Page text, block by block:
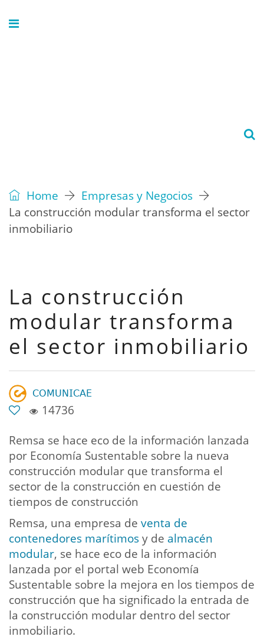
Home
Empresas y Negocios
La construcción modular transforma el sector
inmobiliario
La construcción
modular transforma
el sector inmobiliario
𝖢𝖮𝖬𝖴𝖭𝖨𝖢𝖠𝖤
14736
Remsa se hace eco de la información lanzada
por Economía Sustentable sobre la nueva
construcción modular que transforma el
sector de la construcción en cuestión de
tiempos de construcción
Remsa, una empresa de venta de
contenedores marítimosy de almacén
modular, se hace eco de la información
lanzada por el portal web Economía
Sustentable sobre la mejora en los tiempos de
construcción que ha significado la entrada de
la construcción modular dentro del sector
inmobiliario.